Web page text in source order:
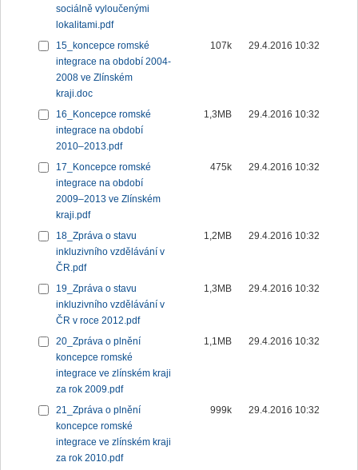
sociálně vyloučenými
lokalitami.pdf
15_koncepce romské
integrace na období 2004-
2008 ve Zlínském
kraji.doc
107k 29.4.2016 10:32
16_Koncepce romské
integrace na období
2010–2013.pdf
1,3MB 29.4.2016 10:32
17_Koncepce romské
integrace na období
2009–2013 ve Zlínském
kraji.pdf
475k 29.4.2016 10:32
18_Zpráva o stavu
inkluzivního vzdělávání v
ČR.pdf
1,2MB 29.4.2016 10:32
19_Zpráva o stavu
inkluzivního vzdělávání v
ČR v roce 2012.pdf
1,3MB 29.4.2016 10:32
20_Zpráva o plnění
koncepce romské
integrace ve zlínském kraji
za rok 2009.pdf
1,1MB 29.4.2016 10:32
21_Zpráva o plnění
koncepce romské
integrace ve zlínském kraji
za rok 2010.pdf
999k 29.4.2016 10:32